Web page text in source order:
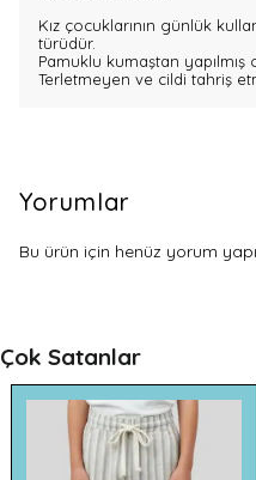
Kız çocuklarının günlük
türüdür.
Pamuklu kumaştan yapılmış
Terletmeyen ve cildi tahriş
Yorumlar
Bu ürün için henüz yorum
Çok Satanlar